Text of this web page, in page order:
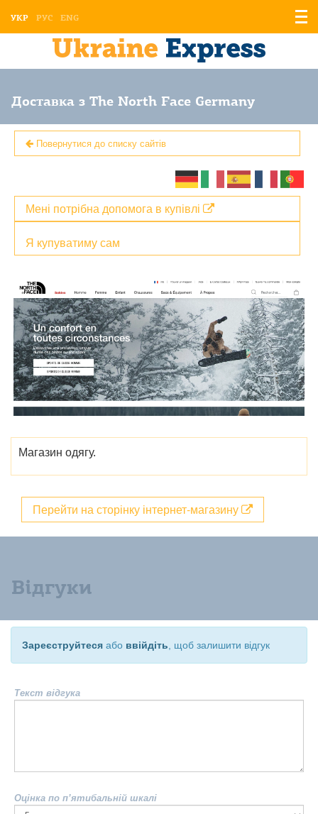
УКР РУС ENG
Доставка з The North Face Germany
Повернутися до списку сайтів
Я купуватиму сам
Мені потрібна допомога в купівлі
Магазин одягу.
Перейти на сторінку інтернет-магазину
Відгуки
Зареєструйтеся або ввійдіть , щоб залишити відгук
Текст відгука
Оцінка по п’ятибальній шкалі